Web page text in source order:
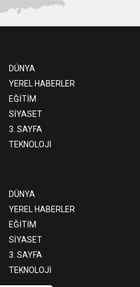
DÜNYA
YEREL HABERLER
EĞİTİM
SİYASET
3. SAYFA
TEKNOLOJİ
DÜNYA
YEREL HABERLER
EĞİTİM
SİYASET
3. SAYFA
TEKNOLOJİ